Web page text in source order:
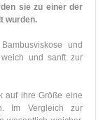
sie zu einer der
wurden.
und
und sanft zur
auf ihre Größe eine
Im Vergleich zur